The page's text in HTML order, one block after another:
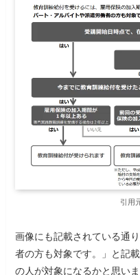
引用
画像にも記載されている通
者の方も対象です。」と記
の人が対象になるかと思いま